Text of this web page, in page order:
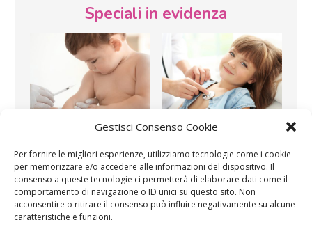
Gestisci Consenso Cookie
Per fornire le migliori esperienze, utilizziamo tecnologie come i cookie
per memorizzare e/o accedere alle informazioni del dispositivo. Il
consenso a queste tecnologie ci permetterà di elaborare dati come il
comportamento di navigazione o ID unici su questo sito. Non
acconsentire o ritirare il consenso può influire negativamente su alcune
caratteristiche e funzioni.
Speciali in evidenza
Vaccini SOS Pediatra